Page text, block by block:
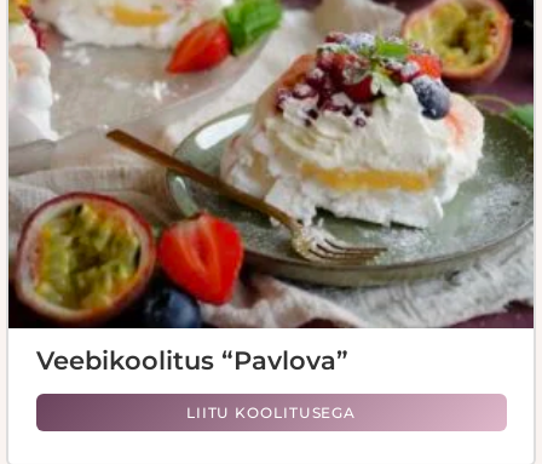
Veebikoolitus “Pavlova”
LIITU KOOLITUSEGA